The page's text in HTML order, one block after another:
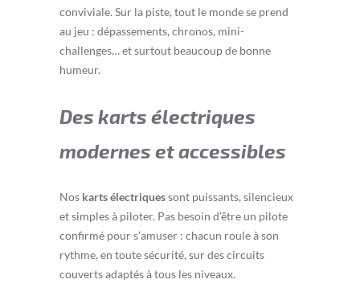
conviviale. Sur la piste, tout le monde se prend
au jeu : dépassements, chronos, mini-
challenges… et surtout beaucoup de bonne
humeur.
Des karts électriques
modernes et accessibles
Nos karts électriquessont puissants, silencieux
et simples à piloter. Pas besoin d’être un pilote
confirmé pour s’amuser : chacun roule à son
rythme, en toute sécurité, sur des circuits
couverts adaptés à tous les niveaux.